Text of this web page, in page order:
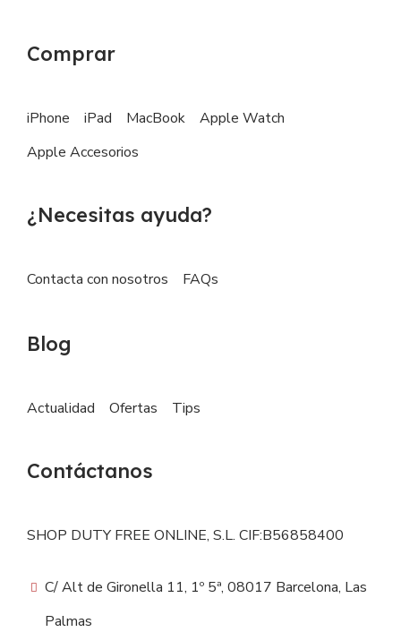
Comprar
iPhone iPad MacBook
Apple Watch
Apple Accesorios
¿Necesitas ayuda?
Contacta con nosotros FAQs
Blog
Actualidad Ofertas Tips
Contáctanos
SHOP DUTY FREE ONLINE, S.L. CIF:B56858400
C/ Alt de Gironella 11, 1º 5ª, 08017 Barcelona, Las
Palmas